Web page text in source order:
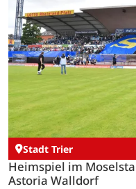
Stadt Trier
Heimspiel im
Astoria Walldorf